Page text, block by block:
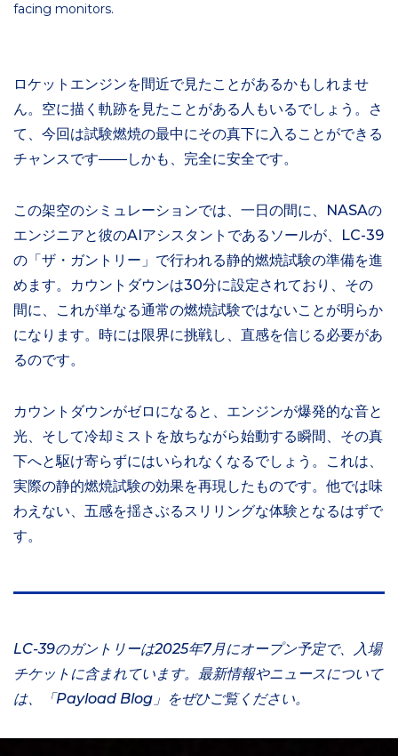
facing monitors.
ロケットエンジンを間近で見たことがあるかもしれませ
ん。空に描く軌跡を見たことがある人もいるでしょう。さ
て、今回は試験燃焼の最中にその真下に入ることができる
チャンスです――しかも、完全に安全です。
この架空のシミュレーションでは、一日の間に、NASAの
エンジニアと彼のAIアシスタントであるソールが、LC-39
の「ザ・ガントリー」で行われる静的燃焼試験の準備を進
めます。カウントダウンは30分に設定されており、その
間に、これが単なる通常の燃焼試験ではないことが明らか
になります。時には限界に挑戦し、直感を信じる必要があ
るのです。
カウントダウンがゼロになると、エンジンが爆発的な音と
光、そして冷却ミストを放ちながら始動する瞬間、その真
下へと駆け寄らずにはいられなくなるでしょう。これは、
実際の静的燃焼試験の効果を再現したものです。他では味
わえない、五感を揺さぶるスリリングな体験となるはずで
す。
LC-39のガントリーは2025年7月にオープン予定で、入場
チケットに含まれています。最新情報やニュースについて
は、「Payload Blog」をぜひご覧ください。